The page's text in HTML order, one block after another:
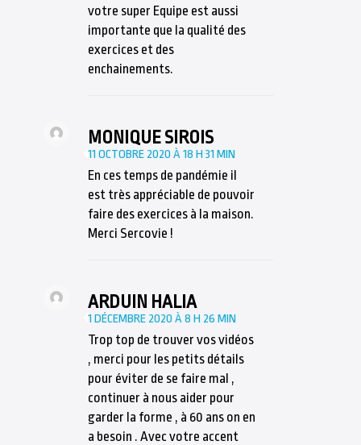
votre super Equipe est aussi
importante que la qualité des
exercices et des
enchainements.
MONIQUE SIROIS
11 OCTOBRE 2020 À 18 H 31 MIN
En ces temps de pandémie il
est très appréciable de pouvoir
faire des exercices à la maison.
Merci Sercovie !
ARDUIN HALIA
1 DÉCEMBRE 2020 À 8 H 26 MIN
Trop top de trouver vos vidéos
, merci pour les petits détails
pour éviter de se faire mal ,
continuer à nous aider pour
garder la forme , à 60 ans on en
a besoin . Avec votre accent